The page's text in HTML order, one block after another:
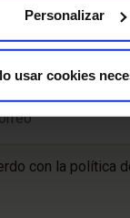
Personalizar
usar cookies
*
con la política